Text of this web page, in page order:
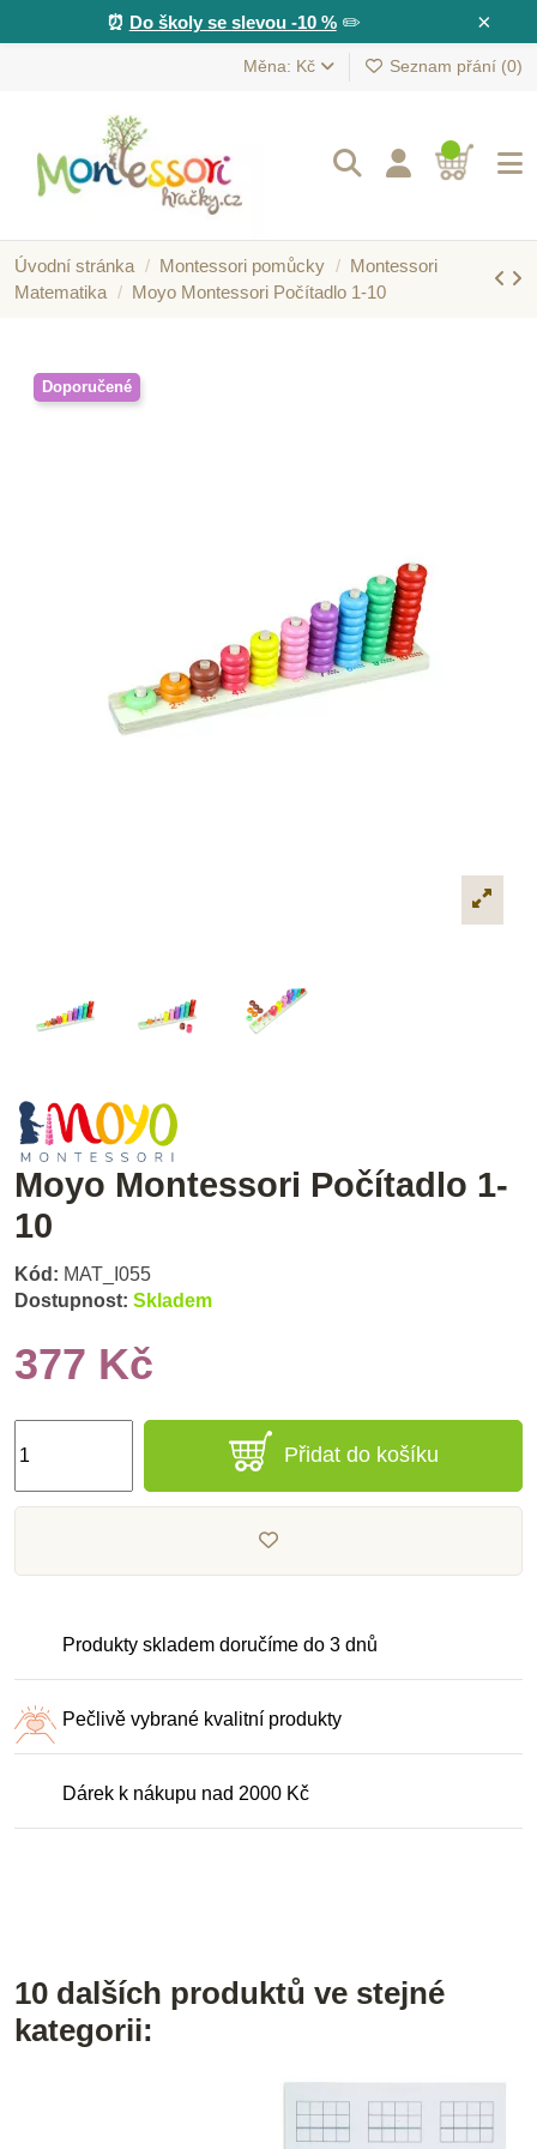
×
⏰ Do školy se slevou -10 %✏️
Měna: Kč Seznam přání (0)
Úvodní stránka Montessori pomůcky
Montessori
Matematika
Moyo Montessori Počítadlo 1-10
Doporučené
Moyo Montessori Počítadlo 1-
10
Kód: MAT_I055
Dostupnost: Skladem
377 Kč
Přidat do košíku
Produkty skladem doručíme do 3 dnů
Pečlivě vybrané kvalitní produkty
Dárek k nákupu nad 2000 Kč
10 dalších produktů ve stejné
kategorii: